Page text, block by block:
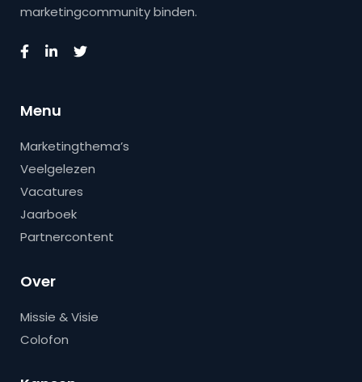
marketingcommunity binden.
Menu
Marketingthema’s
Veelgelezen
Vacatures
Jaarboek
Partnercontent
Over
Missie & Visie
Colofon